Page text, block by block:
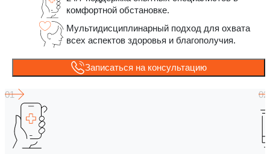
комфортной обстановке.
Мультидисциплинарный подход для охвата
всех аспектов здоровья и благополучия.
Записаться на консультацию